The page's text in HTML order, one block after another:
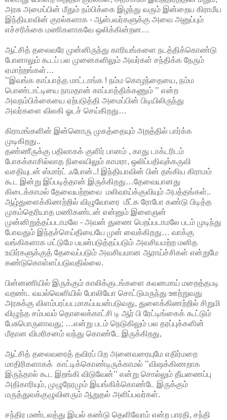
அரசு அமைப்பின் மீதும் நம்பிக்கை இழந்து வரும் இன்றைய கிராமீய
இந்தியாவின் குரல்களாக - ஆள்பவர்களுக்கு அவை அனுப்பும்
எச்சரிக்கை மணிகளாகவே ஒலிக்கின்றன…
ஆட்சித் தலைவரே முன்னிருந்து காரியங்களை நடத்திக்கொண்டு
போனாலும் கூடப் பல முனைகளிலும் அவர்கள் சந்திக்க நேரும்
ஏமாற்றங்கள்…
’’இவங்க காப்பாத்த மாட்டாங்க ! நம்ம கொழந்தையை, நம்ம
பொண்டாட்டியை நாமதான் காப்பாத்திக்கணும் ’’ என்ற
அவநம்பிக்கையை ஏற்படுத்தி அமைப்பின் பிடியிலிருந்து
அவர்களை விலகி ஓடச் செய்கிறது…
கிராமங்களின் இன்னொரு முகத்தையும் அறத்தில் பார்க்க
முடிகிறது..
தண்ணீருக்கு பதிலாகக் குளிர் பானம் , காது டாக்டரிடம்
போகக்காசில்லாத நிலையிலும் காமரா, ஒலிப்பதிவுக்கருவி
வசதியுடன் ஸ்மார்ட் ஃபோன்..! இந்தியாவின் பின் தங்கிய கிராமம்
கூட இன்று இப்படித்தான் இருக்கிறது…தேவையானது
கிடைக்காமல் தேவையற்றவை மலிவாய்க்குவியும் அபத்தங்கள்..
ஆழ்துளைக்கிணற்றில் விழுவோரை மீட்க ரோபோ கண்டு பிடித்த
முகம்தெரியாத மணிகண்டன் என்னும் இளைஞன்
முன்னிறுத்தப்படாமலே - அவன் துணை பெறப்படாமலே படம் முடிந்து
போவதும் இந்தச்செய்தியையே முன் வைக்கிறது… வாக்கு
வங்கிகளாக மட்டுமே பயன்படுத்தப்படும் அவசியமற்ற மனித
உயிர்களுக்குத் தேவைப்படும் அவசியமான ஆராய்ச்சிகள் என்றுமே
கண்டுகொள்ளப்படுவதில்லை.
பின்னணியில் இருக்கும் காலிக்குடங்களை கவனமாய் மறைத்தபடி
வறண்ட வயல்வெளியில் போலியோ சொட்டுமருந்து ஊற்றுவது
அரசுக்கு விளம்பரப்படமாகப்பயன்படுவது, துளைக்கிணற்றில் சிறுமி
விழுந்த சம்பவம் தொலைக்காட்சி டி ஆர் பி ரேட்டிங்கைக் கூட்டும்
பேசுபொருளாவது; …என்று படம் நெடுகிலும் பல தரப்புக்களின்
மீதான விமரிசனம் வந்து கொண்டே இருக்கிறது,
ஆட்சித் தலைவரைத் தவிரப் பிற அனைவரையுமே எதிர்மறை
மாதிரிகளாகக் காட்டிக்கொண்டிருக்காமல் ’’விஷக்கிணறாக
இருந்தால் கூட இறங்கி விடுவேன்’’ என்று சொல்லும் தீயணைப்பு
அதிகாரியும், முழுநேரமும் இயங்கிக்கொண்டே இருக்கும்
மருத்துவக்குழுவினரும் ஆறுதல் அளிப்பவர்கள்.
சந்திர மண்டலத்து இயல் கண்டு தெளிவோம் என்ற பாரதி, சந்தி